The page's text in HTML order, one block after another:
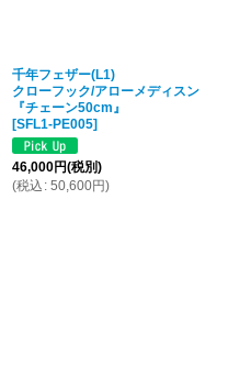
千年フェザー(L1)
クローフック/アローメディスン
『チェーン50cm』
[SFL1-PE005]
46,000円(税別)
(税込 : 50,600円)